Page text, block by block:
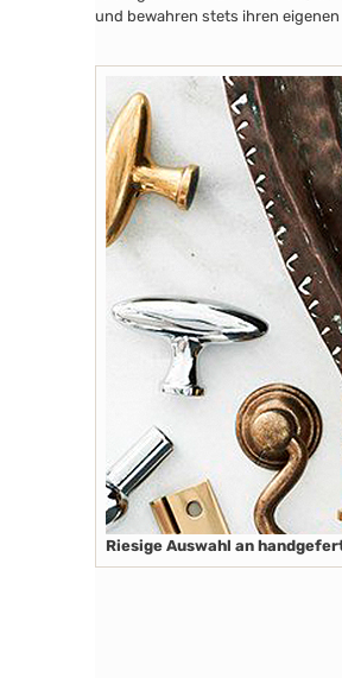
und bewahren stets ihren
Riesige Auswahl an